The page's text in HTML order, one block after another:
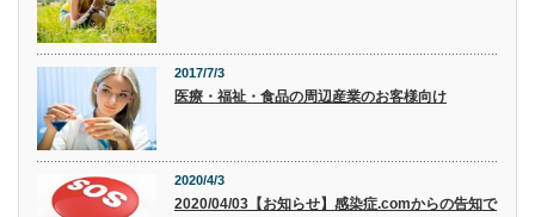
2017/7/3
医療・福祉・食品の周辺産業のお客様向け
2020/4/3
2020/04/03【お知らせ】感染症.comからの告知で